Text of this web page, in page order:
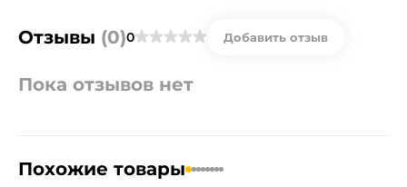
Отзывы (0)0 Добавить отзыв
Пока отзывов нет
Похожие товары